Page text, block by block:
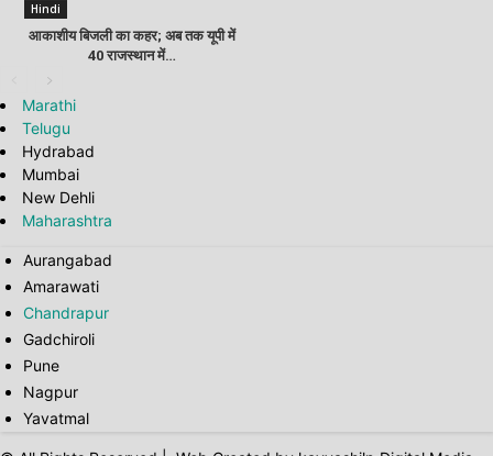
Hindi
आकाशीय बिजली का कहर; अब तक यूपी में
40 राजस्थान में…
Marathi
Telugu
Hydrabad
Mumbai
New Dehli
Maharashtra
Aurangabad
Amarawati
Chandrapur
Gadchiroli
Pune
Nagpur
Yavatmal